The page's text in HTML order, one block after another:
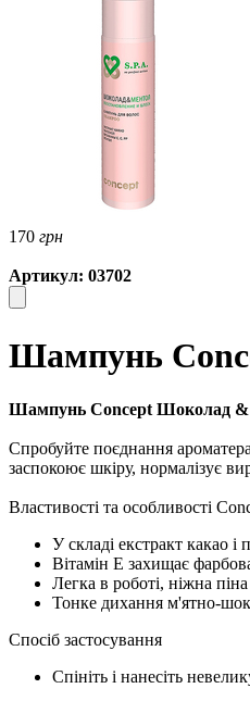
170 грн
Артикул: 03702
Шампунь
Шампунь Concept Шоколад &
Спробуйте поєднання
заспокоює шкіру, нормалізує
Властивості та особливості
У складі екстракт какао
Вітамін E захищає
Легка в роботі, ніжна
Тонке дихання м'ятно-
Спосіб застосування
Спініть і нанесіть